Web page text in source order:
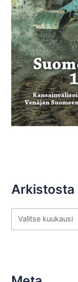
Arkistosta
r
s